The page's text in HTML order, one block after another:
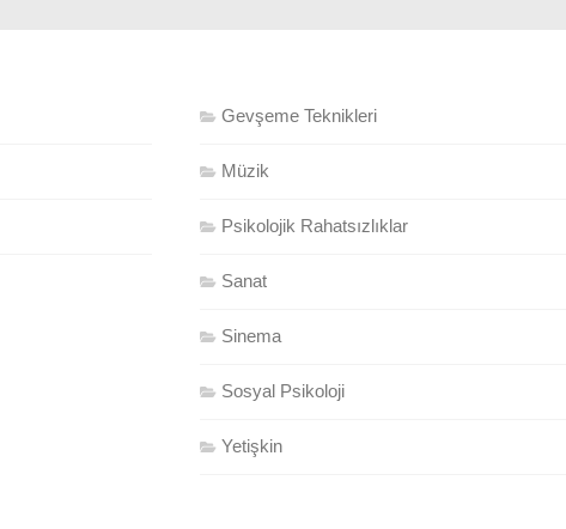
Gevşeme Teknikleri
Müzik
Psikolojik Rahatsızlıklar
Sanat
Sinema
Sosyal Psikoloji
Yetişkin